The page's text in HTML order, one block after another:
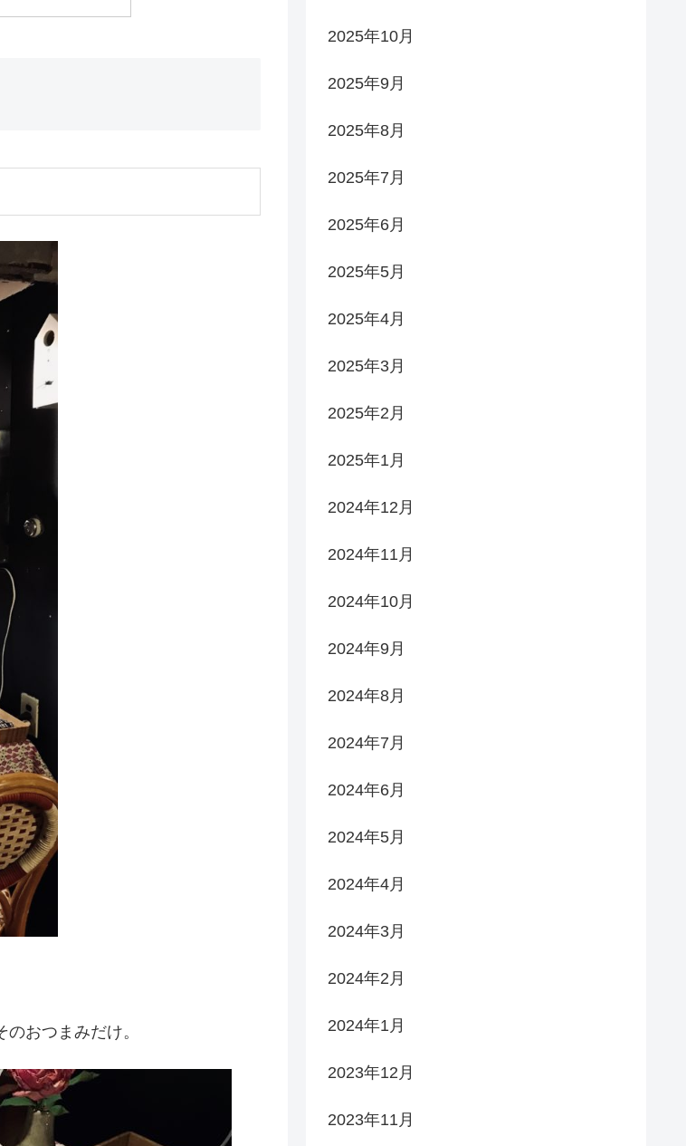
おつまみだけ。
2025年10月
2025年9月
2025年8月
2025年7月
2025年6月
2025年5月
2025年4月
2025年3月
2025年2月
2025年1月
2024年12月
2024年11月
2024年10月
2024年9月
2024年8月
2024年7月
2024年6月
2024年5月
2024年4月
2024年3月
2024年2月
2024年1月
2023年12月
2023年11月